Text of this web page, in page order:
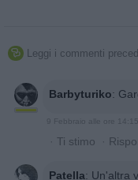
 Leggi i commenti
Barbyturiko:
9 Febbraio alle ore 14:15
· Ti stimo ·
Patella: Un'altra